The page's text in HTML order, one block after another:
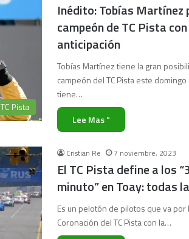
TC Pista
Inédito: Tobías Martínez
campeón de TC Pista
anticipación
Tobías Martínez tiene la gran
campeón del TC Pista este
tiene…
Lee Mas "
Cristian Re 7 noviembre, 2023
El TC Pista define a los
minuto” en Toay: todas
Es un pelotón de pilotos que va por
Coronación del TC Pista con la…